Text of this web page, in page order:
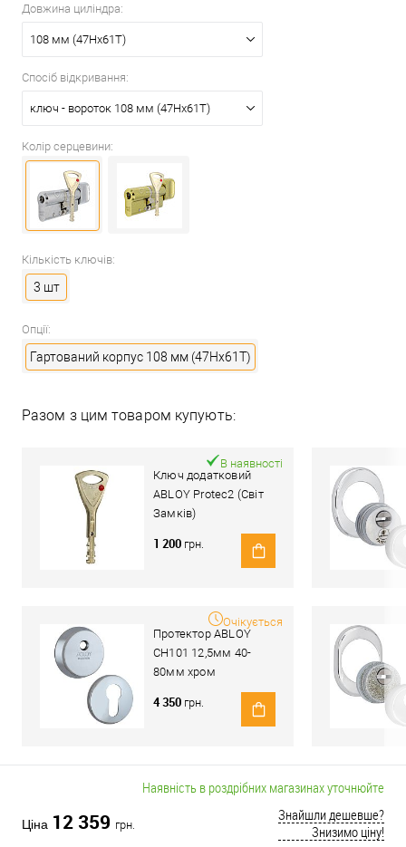
Довжина циліндра:
108 мм (47Hx61T)
Спосіб відкривання:
ключ - вороток 108 мм (47Hx61T)
Колір серцевини:
Кількість ключів:
3 шт
Опції:
Гартований корпус 108 мм (47Hx61T)
Разом з цим товаром купують:
Ключ додатковий
ABLOY Protec2 (Світ
Замків)
В наявності
1 200 грн.
Протектор ABLOY
CH101 12,5мм 40-
80мм хром
Очікується
4 350 грн.
Наявність в роздрібних магазинах уточнюйте
Ціна 12 359 грн.
Знайшли дешевше?
Знизимо ціну!